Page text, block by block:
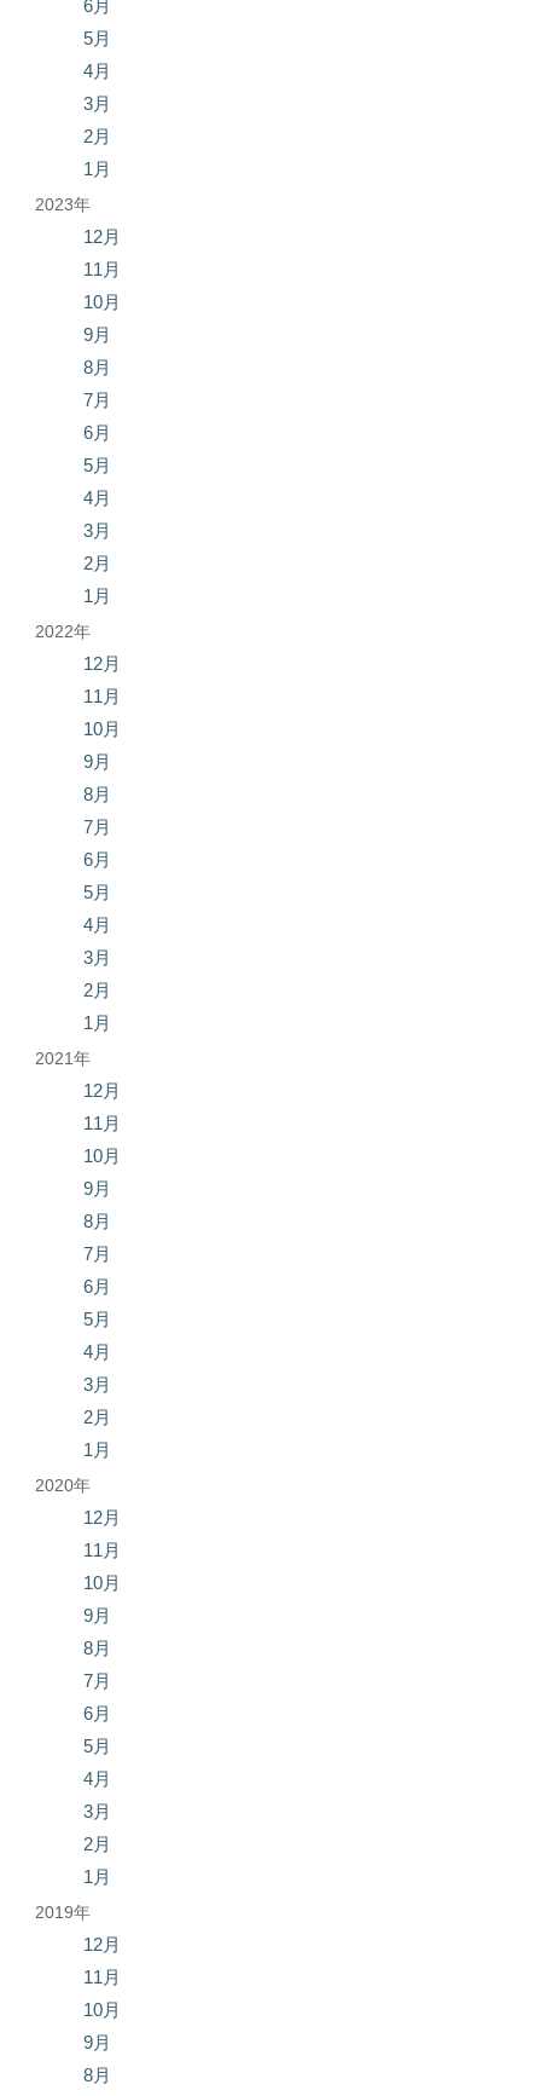
6月
5月
4月
3月
2月
1月
2023年
12月
11月
10月
9月
8月
7月
6月
5月
4月
3月
2月
1月
2022年
12月
11月
10月
9月
8月
7月
6月
5月
4月
3月
2月
1月
2021年
12月
11月
10月
9月
8月
7月
6月
5月
4月
3月
2月
1月
2020年
12月
11月
10月
9月
8月
7月
6月
5月
4月
3月
2月
1月
2019年
12月
11月
10月
9月
8月